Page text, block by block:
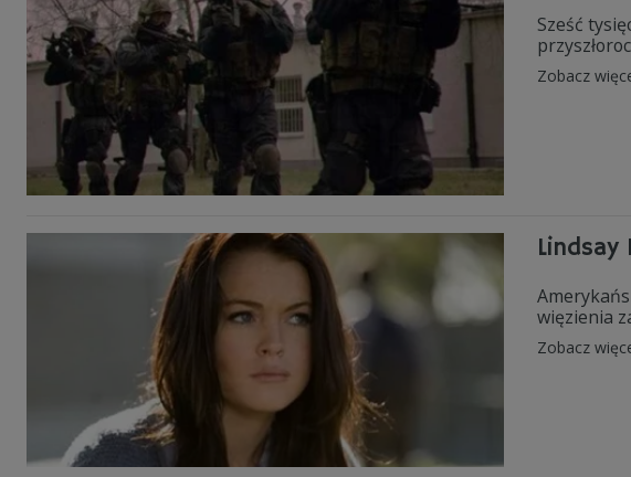
Sześć
Zobacz
więzienia
Zobacz